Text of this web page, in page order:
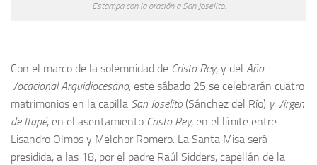
Estampa con la oración a San Joselito.
Con el marco de la solemnidad de Cristo Rey, y del Año
Vocacional Arquidiocesano, este sábado 25 se celebrarán cuatro
matrimonios en la capilla San Joselito(Sánchez del Río) y Virgen
de Itapé, en el asentamiento Cristo Rey, en el límite entre
Lisandro Olmos y Melchor Romero. La Santa Misa será
presidida, a las 18, por el padre Raúl Sidders, capellán de la